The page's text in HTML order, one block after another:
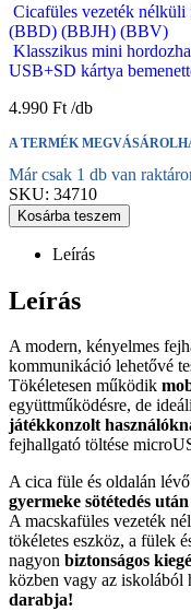
Cicafüles vezeték
(BBD) (BBJH) (BBV)
Klasszikus mini
USB+SD kártya
4.990 Ft
A TERMÉK
Már csak 1 db van
SKU: 34710
Kosárba teszem
Leírás
Leírás
A modern, kényelmes
kommunikáció lehetővé
Tökéletesen működik
együttműködésre, de
játékkonzolt
fejhallgató töltése
A cica füle és oldalán
gyermeke sötétedés
A macskafüles vezeték
tökéletes eszköz, a fülek
nagyon biztonságos
közben vagy az iskolából
darabja!